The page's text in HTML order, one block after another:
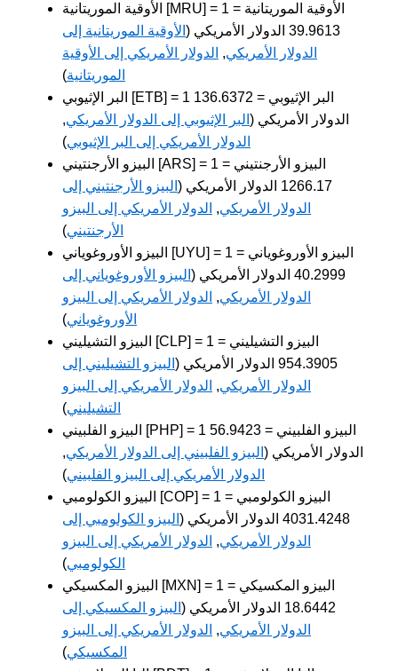
الأوقية الموريتانية [MRU] = 1 الأوقية الموريتانية =
39.9613 الدولار الأمريكي (
الأوقية الموريتانية إلى
الدولار الأمريكي, الدولار الأمريكي إلى الأوقية
الموريتانية)
البر الإثيوبي [ETB] = 1 البر الإثيوبي = 136.6372
الدولار الأمريكي ( البر الإثيوبي إلى الدولار الأمريكي,
الدولار الأمريكي إلى البر الإثيوبي)
البيزو الأرجنتيني [ARS] = 1 البيزو الأرجنتيني =
1266.17 الدولار الأمريكي (
البيزو الأرجنتيني إلى
الدولار الأمريكي, الدولار الأمريكي إلى البيزو
الأرجنتيني)
البيزو الأوروغوياني [UYU] = 1 البيزو الأوروغوياني =
40.2999 الدولار الأمريكي (
البيزو الأوروغوياني إلى
الدولار الأمريكي, الدولار الأمريكي إلى البيزو
الأوروغوياني)
البيزو التشيليني [CLP] = 1 البيزو التشيليني =
954.3905 الدولار الأمريكي (
البيزو التشيليني إلى
الدولار الأمريكي, الدولار الأمريكي إلى البيزو
التشيليني)
البيزو الفلبيني [PHP] = 1 البيزو الفلبيني = 56.9423
الدولار الأمريكي ( البيزو الفلبيني إلى الدولار الأمريكي,
الدولار الأمريكي إلى البيزو الفلبيني)
البيزو الكولومبي [COP] = 1 البيزو الكولومبي =
4031.4248 الدولار الأمريكي (
البيزو الكولومبي إلى
الدولار الأمريكي, الدولار الأمريكي إلى البيزو
الكولومبي)
البيزو المكسيكي [MXN] = 1 البيزو المكسيكي =
18.6442 الدولار الأمريكي (
البيزو المكسيكي إلى
الدولار الأمريكي, الدولار الأمريكي إلى البيزو
المكسيكي)